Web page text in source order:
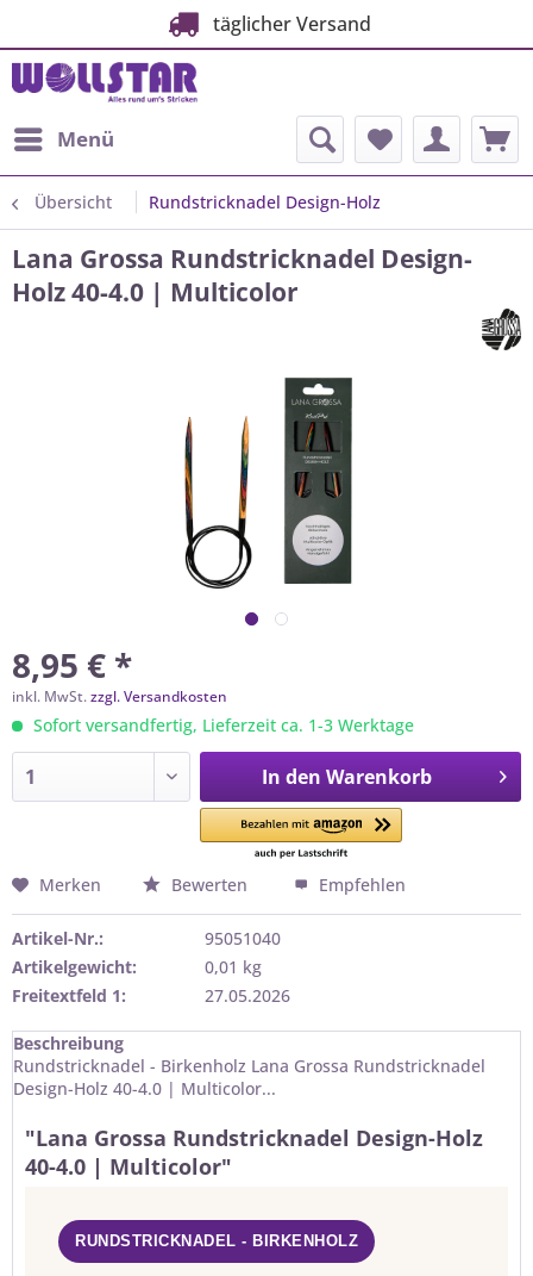
täglicher Versand
Menü
Übersicht Rundstricknadel Design-Holz
Lana Grossa Rundstricknadel Design-
Holz 40-4.0 | Multicolor
8,95 € *
inkl. MwSt.zzgl. Versandkosten
Sofort versandfertig, Lieferzeit ca. 1-3 Werktage
In den Warenkorb
Merken Bewerten Empfehlen
Artikel-Nr.:
95051040
Artikelgewicht:
0,01 kg
Freitextfeld 1:
27.05.2026
Beschreibung
Rundstricknadel - Birkenholz Lana Grossa Rundstricknadel
Design-Holz 40-4.0 | Multicolor...
"Lana Grossa Rundstricknadel Design-Holz
40-4.0 | Multicolor"
RUNDSTRICKNADEL - BIRKENHOLZ